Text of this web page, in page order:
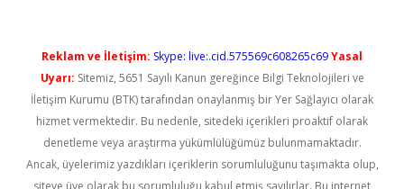
Reklam ve İletişim: Skype: live:.cid.575569c608265c69Yasal
Uyarı: Sitemiz, 5651 Sayılı Kanun gereğince Bilgi Teknolojileri ve
İletişim Kurumu (BTK) tarafından onaylanmış bir Yer Sağlayıcı olarak
hizmet vermektedir. Bu nedenle, sitedeki içerikleri proaktif olarak
denetleme veya araştırma yükümlülüğümüz bulunmamaktadır.
Ancak, üyelerimiz yazdıkları içeriklerin sorumluluğunu taşımakta olup,
siteye üye olarak bu sorumluluğu kabul etmiş sayılırlar. Bu internet